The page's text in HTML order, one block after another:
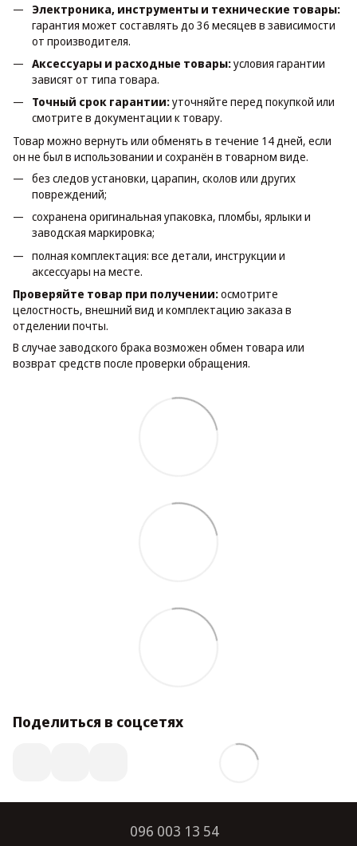
Электроника, инструменты и технические товары:
гарантия может составлять до 36 месяцев в зависимости
от производителя.
Аксессуары и расходные товары:условия гарантии
зависят от типа товара.
Точный срок гарантии:уточняйте перед покупкой или
смотрите в документации к товару.
Товар можно вернуть или обменять в течение 14 дней, если
он не был в использовании и сохранён в товарном виде.
без следов установки, царапин, сколов или других
повреждений;
сохранена оригинальная упаковка, пломбы, ярлыки и
заводская маркировка;
полная комплектация: все детали, инструкции и
аксессуары на месте.
Проверяйте товар при получении:осмотрите
целостность, внешний вид и комплектацию заказа в
отделении почты.
В случае заводского брака возможен обмен товара или
возврат средств после проверки обращения.
Поделиться в соцсетях
096 003 13 54